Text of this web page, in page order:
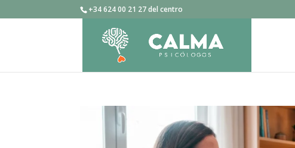
+34 624 00 21 27 del centro